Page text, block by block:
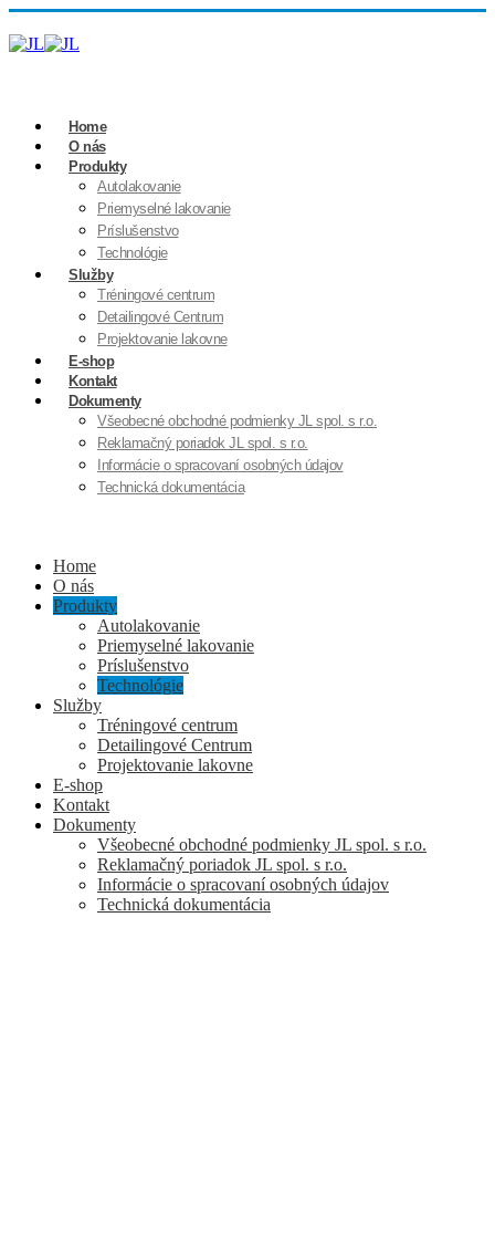
Home
O nás
Produkty
Autolakovanie
Priemyselné lakovanie
Príslušenstvo
Technológie
Služby
Tréningové centrum
Detailingové Centrum
Projektovanie lakovne
E-shop
Kontakt
Dokumenty
Všeobecné obchodné podmienky JL spol. s r.o.
Reklamačný poriadok JL spol. s r.o.
Informácie o spracovaní osobných údajov
Technická dokumentácia
Home
O nás
Produkty
Autolakovanie
Priemyselné lakovanie
Príslušenstvo
Technológie
Služby
Tréningové centrum
Detailingové Centrum
Projektovanie lakovne
E-shop
Kontakt
Dokumenty
Všeobecné obchodné podmienky JL spol. s r.o.
Reklamačný poriadok JL spol. s r.o.
Informácie o spracovaní osobných údajov
Technická dokumentácia